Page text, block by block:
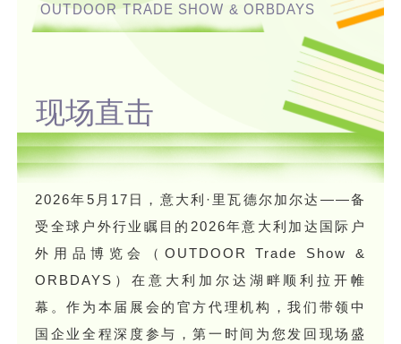
OUTDOOR TRADE SHOW & ORBDAYS
现场直击
2026年5月17日，意大利·里瓦德尔加尔达——备
受全球户外行业瞩目的2026年意大利加达国际户
外用品博览会（OUTDOOR Trade Show &
ORBDAYS）在意大利加尔达湖畔顺利拉开帷
幕。作为本届展会的官方代理机构，我们带领中
国企业全程深度参与，第一时间为您发回现场盛